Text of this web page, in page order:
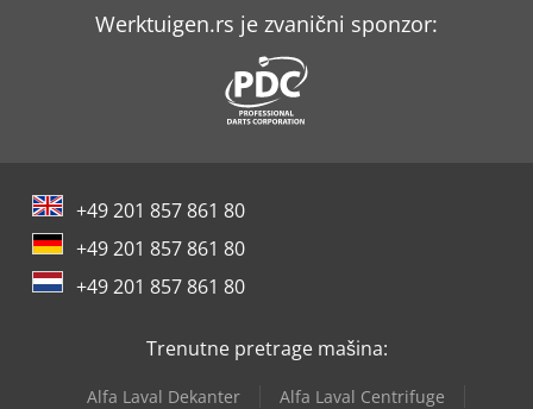
Werktuigen.rs je zvanični sponzor:
+49 201 857 861 80
+49 201 857 861 80
+49 201 857 861 80
Trenutne pretrage mašina:
Alfa Laval Dekanter
Alfa Laval Centrifuge